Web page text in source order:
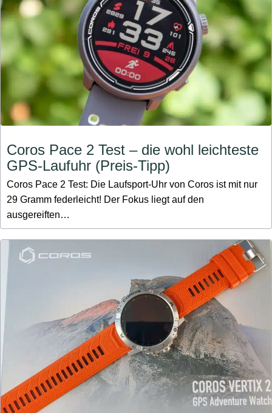
Coros Pace 2 Test – die wohl leichteste
GPS-Laufuhr (Preis-Tipp)
Coros Pace 2 Test: Die Laufsport-Uhr von Coros ist mit nur
29 Gramm federleicht! Der Fokus liegt auf den
ausgereiften…